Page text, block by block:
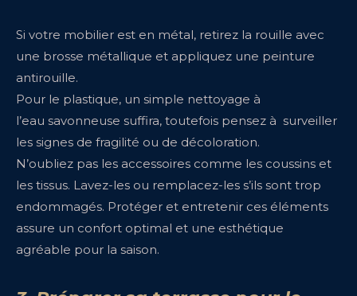
Si votre mobilier est en métal, retirez la rouille avec
une brosse métallique et appliquez une peinture
antirouille.
Pour le plastique, un simple nettoyage à
l’eau savonneuse suffira, toutefois pensez à surveiller
les signes de fragilité ou de décoloration.
N’oubliez pas les accessoires comme les coussins et
les tissus. Lavez-les ou remplacez-les s’ils sont trop
endommagés. Protéger et entretenir ces éléments
assure un confort optimal et une esthétique
agréable pour la saison.